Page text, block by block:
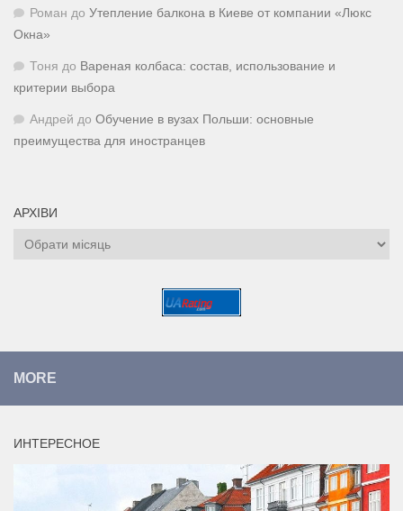
Роман до Утепление балкона в Киеве от компании «Люкс
Окна»
Тоня до Вареная колбаса: состав, использование и
критерии выбора
Андрей до Обучение в вузах Польши: основные
преимущества для иностранцев
АРХІВИ
Архіви
MORE
ИНТЕРЕСНОЕ